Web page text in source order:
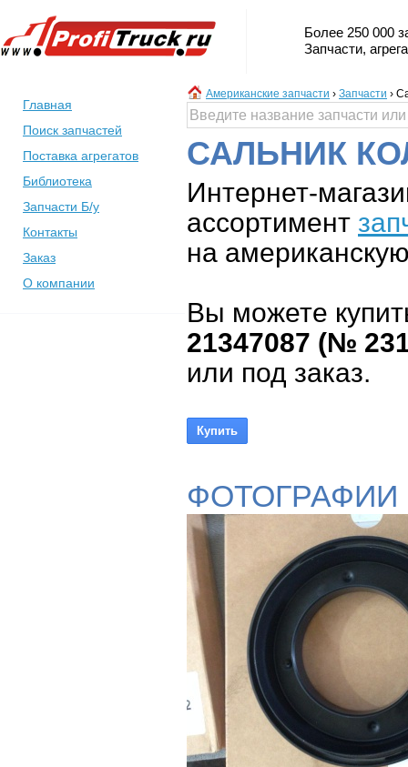
Более 250 000
Запчасти,
Главная
Поиск запчастей
Поставка агрегатов
Библиотека
Запчасти Б/у
Контакты
Заказ
О компании
Американские запчасти › Запчасти ›
САЛЬНИК
Интернет-
ассортимент
на
Вы можете
21347087 (№
или под заказ.
ФОТОГРАФИИ